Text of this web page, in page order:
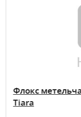
Флокс
Tiara